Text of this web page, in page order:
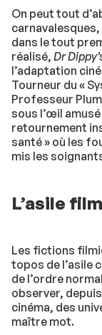
On peut tout
dans le tout
réalisé, Dr
l’adaptation
Tourneur du «
Professeur
sous l’œil
retournement
santé » où les
mis les
L’asile
Les fictions
topos de l’asile
de l’ordre
observer,
cinéma, des
maître mot.